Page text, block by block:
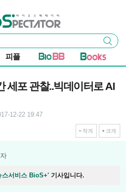
펙테이터
검색
피플
세포 관찰..빅데이터로 AI
12-22 19:47
작게 크게
스서비스 BioS+' 기사입니다.